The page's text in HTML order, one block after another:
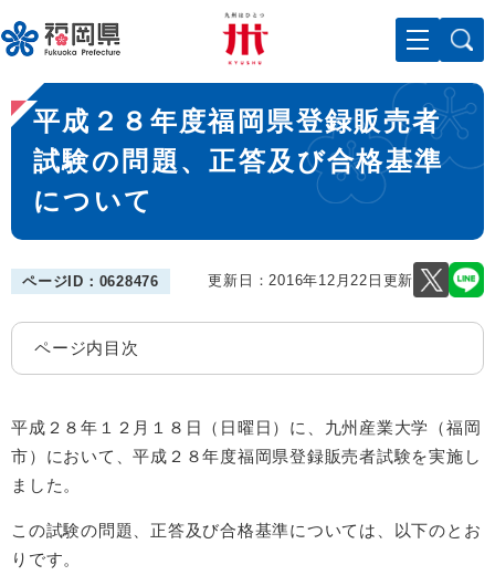
ー
ジ
先
頭
メニューを飛ばして本文へ
本
文
平成２８年度福岡県登録販売者
試験の問題、正答及び合格基準
について
ページID：0628476 更新日：2016年12月22日更新
ページ内目次
平成２８年１２月１８日（日曜日）に、九州産業大学（福岡
市）において、平成２８年度福岡県登録販売者試験を実施し
ました。
この試験の問題、正答及び合格基準については、以下のとお
りです。